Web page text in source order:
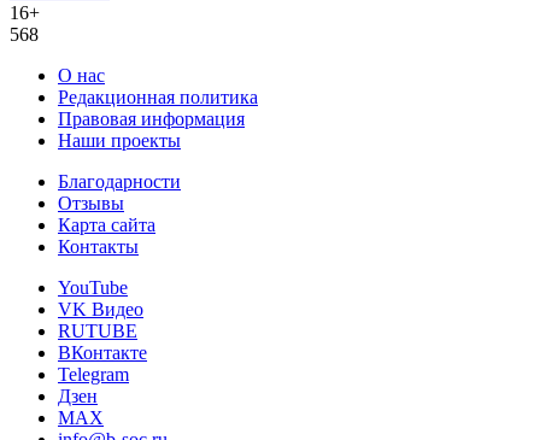
16+
568
О нас
Редакционная политика
Правовая информация
Наши проекты
Благодарности
Отзывы
Карта сайта
Контакты
YouTube
VK Видео
RUTUBE
ВКонтакте
Telegram
Дзен
MAX